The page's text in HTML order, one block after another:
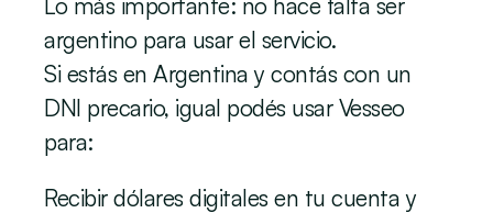
argentino para usar el servicio.
Si estás en Argentina y contás con un
DNI precario, igual podés usar Vesseo
para:
Recibir dólares digitales en tu cuenta y